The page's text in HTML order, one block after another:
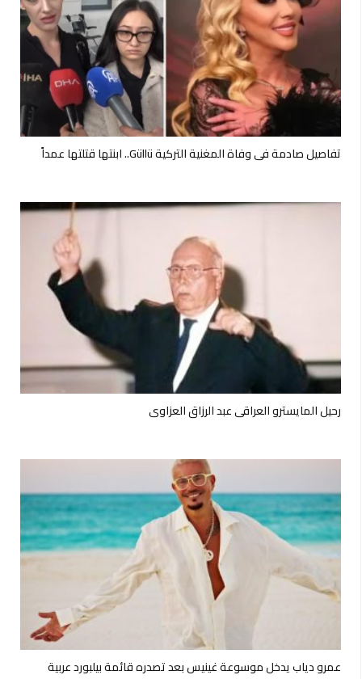
تفاصيل صادمة في وفاة المغنية التركية Güllü.. ابنتها قتلتها عمداً
رحيل المايسترو العراقي عبد الرزاق العزاوي
عمرو دياب يدخل موسوعة غينيس بعد تصدره قائمة بيلبورد عربية